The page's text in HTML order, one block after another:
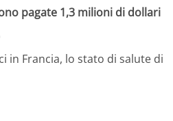
pagate 1,3 milioni di dollari
in Francia, lo stato di salute di